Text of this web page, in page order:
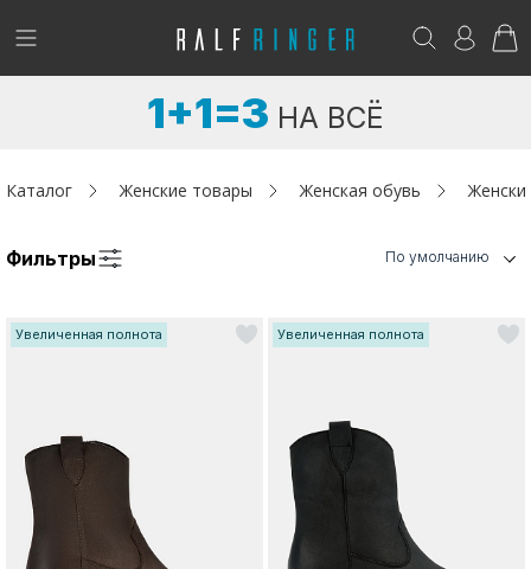
!
Женщинам
Акции / Новости
Адреса магазинов
Возникли вопросы? - club@ralf.ru
1+1=3 НА ВСЁ
Каталог Женские товары Женская обувь
Фильтры По умолчанию
Увеличенная полнота Увеличенная полнота